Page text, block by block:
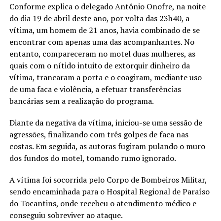
Conforme explica o delegado Antônio Onofre, na noite
do dia 19 de abril deste ano, por volta das 23h40, a
vítima, um homem de 21 anos, havia combinado de se
encontrar com apenas uma das acompanhantes. No
entanto, compareceram no motel duas mulheres, as
quais com o nítido intuito de extorquir dinheiro da
vítima, trancaram a porta e o coagiram, mediante uso
de uma faca e violência, a efetuar transferências
bancárias sem a realização do programa.
Diante da negativa da vítima, iniciou-se uma sessão de
agressões, finalizando com três golpes de faca nas
costas. Em seguida, as autoras fugiram pulando o muro
dos fundos do motel, tomando rumo ignorado.
A vítima foi socorrida pelo Corpo de Bombeiros Militar,
sendo encaminhada para o Hospital Regional de Paraíso
do Tocantins, onde recebeu o atendimento médico e
conseguiu sobreviver ao ataque.